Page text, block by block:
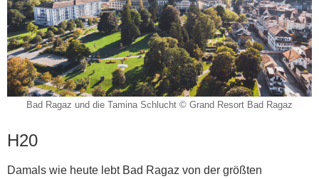
Bad Ragaz und die Tamina Schlucht © Grand Resort Bad Ragaz
H20
Damals wie heute lebt Bad Ragaz von der größten